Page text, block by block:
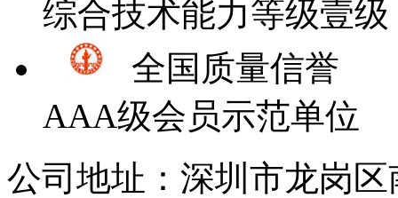
综合技术能力等级壹级
全国质量信誉
AAA级会员示范单位
公司地址：深圳市龙岗